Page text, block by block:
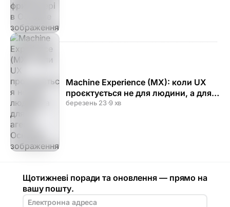
Machine Experience (MX): коли UX
проєктується не для людини, а для
AI-агента
березень 23·9 хв
Щотижневі поради та оновлення — прямо на
вашу пошту.